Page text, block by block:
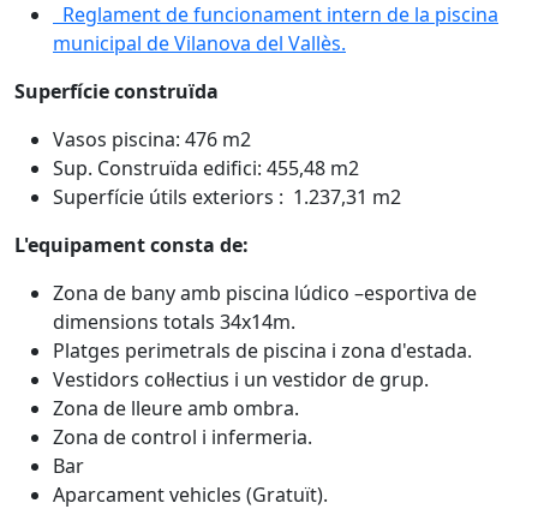
Reglament de funcionament intern de la piscina
municipal de Vilanova del Vallès.
Superfície construïda
Vasos piscina: 476 m2
Sup. Construïda edifici: 455,48 m2
Superfície útils exteriors : 1.237,31 m2
L'equipament consta de:
Zona de bany amb piscina lúdico –esportiva de
dimensions totals 34x14m.
Platges perimetrals de piscina i zona d'estada.
Vestidors col·lectius i un vestidor de grup.
Zona de lleure amb ombra.
Zona de control i infermeria.
Bar
Aparcament vehicles (Gratuït).